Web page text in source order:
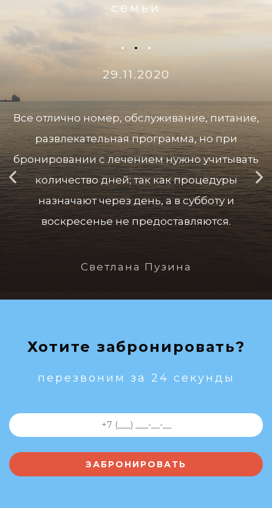
семьи
29.11.2020
Все отлично номер, обслуживание, питание,
развлекательная программа, но при
бронировании с лечением нужно учитывать
количество дней; так как процедуры
назначают через день, а в субботу и
воскресенье не предоставляются.
Светлана Пузина
Хотите забронировать?
перезвоним за 24 секунды